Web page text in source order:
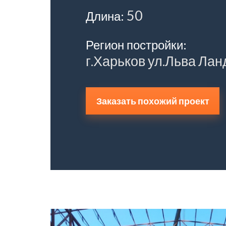
Длина: 50
Регион постройки:
г.Харьков ул.Льва
Заказать похожий проект